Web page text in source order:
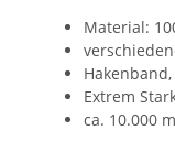
Material:
Extrem
ca. 10.000